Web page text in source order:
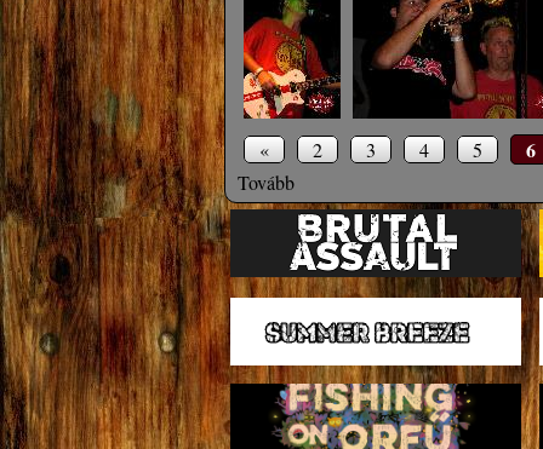
« 2 3 4 5 6
Tovább